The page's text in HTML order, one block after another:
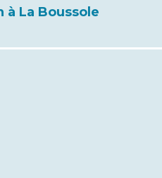
à La Boussole